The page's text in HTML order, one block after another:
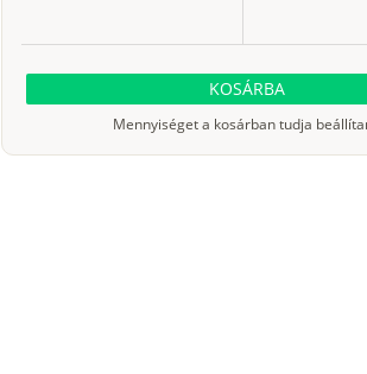
KOSÁRBA
Mennyiséget a kosárban tudja